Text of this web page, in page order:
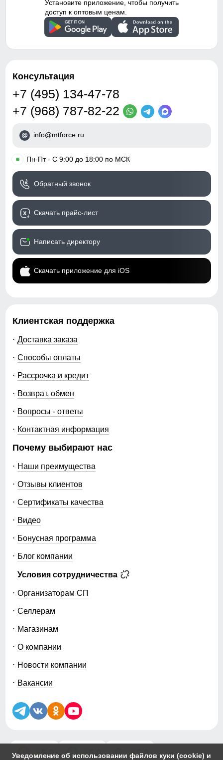
Уведомление об использовании файлов куки (cookie) и
Установите приложение, чтобы получить
доступ к оптовым ценам.
Консультация
+7 (495) 134-47-78
+7 (968) 787-82-22
info@mtforce.ru
• Пн-Пт - С 9:00 до 18:00 по МСК
Обратный звонок
Скачать прайс-лист
Написать директору
Скачать приложение для iOS
Клиентская поддержка
Доставка заказа
Способы оплаты
Рассрочка и кредит
Возврат, обмен
Вопросы - ответы
Контактная информация
Почему выбирают нас
Наши преимущества
Отзывы клиентов
Сертификаты качества
Видео
Бонусная программа
Блог компании
Условия сотрудничества
Организаторам СП
Селлерам
Магазинам
О компании
Новости компании
Вакансии
5.0 5.0 5.0